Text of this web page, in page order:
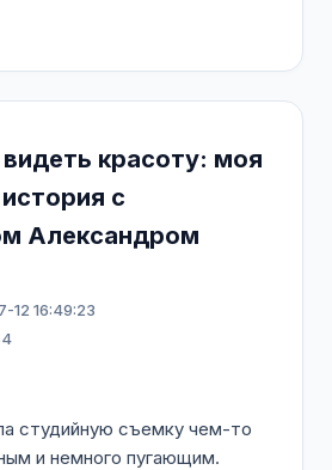
красоту: моя
с
Александром
12 16:49:23
студийную съемку чем-то
и немного пугающим.